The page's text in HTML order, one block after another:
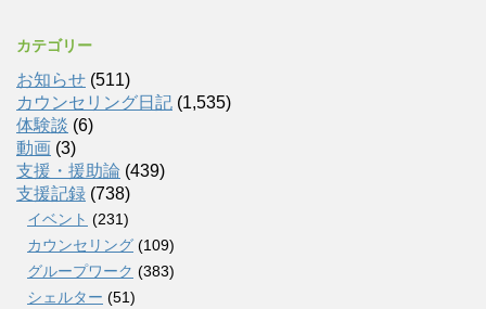
カテゴリー
お知らせ (511)
カウンセリング日記 (1,535)
体験談 (6)
動画 (3)
支援・援助論 (439)
支援記録 (738)
イベント (231)
カウンセリング (109)
グループワーク (383)
シェルター (51)